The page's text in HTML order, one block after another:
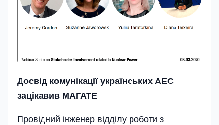
Досвід комунікації українських АЕС
зацікавив МАГАТЕ
Провідний інженер відділу роботи з